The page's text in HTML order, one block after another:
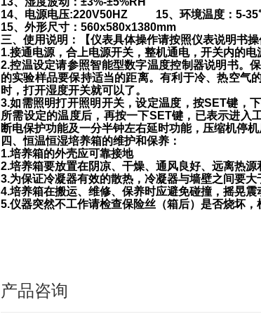
14、电源电压:220V50HZ
15、 环境温度： 5-
15、外形尺寸：560x580x1380mm
三、使用说明：【仪表具体操作请按照仪表说明书操
1.接通电源，合上电源开关，整机通电，开关内的电
2.控温设定请参照智能型数字温度控制器说明书。
的实验样品要保持适当的距离。有利于冷、热空气
时，打开湿度开关就可以了。
3.如需照明打开照明开关，设定温度，按SET键，
所需设定的温度后，再按一下SET键，已表示进入
断电保护功能及一分半钟左右延时功能，压缩机停机
四、恒温恒湿培养箱的维护和保养：
1.培养箱的外壳应可靠接地
2.培养箱要放置在阴凉、干燥、通风良好、远离热
3.为保证冷凝器有效的散热，冷凝器与墙壁之间要
4.培养箱在搬运、维修、保养时应避免碰撞，摇晃震
5.仪器突然不工作请检查保险丝（箱后）是否烧坏，
产品咨询